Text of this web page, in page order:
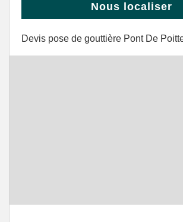
Nous localiser
Devis pose de gouttière Pont De